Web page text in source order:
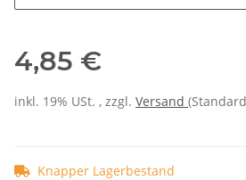
4,85 €
inkl. 19% USt. , zzgl. Versand
Knapper Lagerbestand